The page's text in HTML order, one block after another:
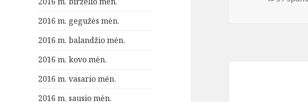
2016 m. gegužės mėn.
2016 m. balandžio mėn.
2016 m. kovo mėn.
2016 m. vasario mėn.
2016 m. sausio mėn.